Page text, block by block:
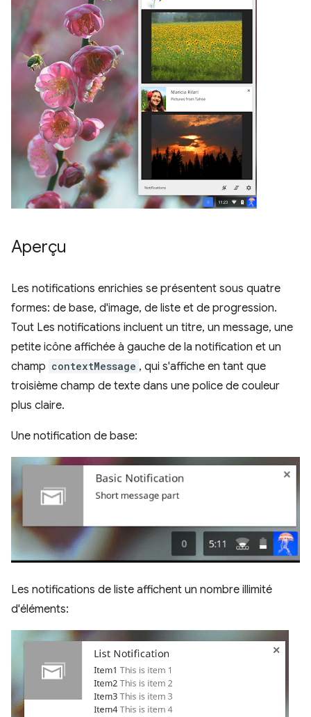
Aperçu
Les notifications enrichies se présentent sous quatre
formes: de base, d'image, de liste et de progression.
Tout Les notifications incluent un titre, un message, une
petite icône affichée à gauche de la notification et un
champ contextMessage , qui s'affiche en tant que
troisième champ de texte dans une police de couleur
plus claire.
Une notification de base:
Les notifications de liste affichent un nombre illimité
d'éléments: